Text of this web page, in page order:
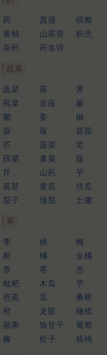
药 菖蒲 槟榔
黄精
山茱萸 枳壳
杂药
药名诗
蔬菜
蔬菜 葵 荠
莼菜
韭薤 蕨
菌
姜 椒
蒜
薤 苜蓿
芥
菠菜 苋
蔊菜
巢菜 薇
芹
山药 芋
莴苣
黄瓜 丝瓜
茄子
缅茄 土菌
果
李 桃 梅
柑
橘 金橘
柰
枣 杏
枇杷
木瓜 芋
芭蕉
瓜 桑椹
橙
龙眼 橄榄
蘋果
馀甘子 葡萄
榛
松子 核桃